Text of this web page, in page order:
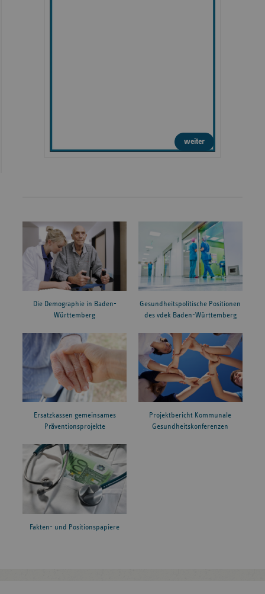
weiter
Die Demographie in Baden-
Württemberg
Gesundheitspolitische Positionen
des vdek Baden-Württemberg
Ersatzkassen gemeinsames
Präventionsprojekte
Projektbericht Kommunale
Gesundheitskonferenzen
Fakten- und Positionspapiere